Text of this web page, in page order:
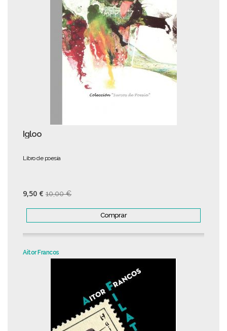
Igloo
Libro de poesía
9,50 € 10,00 €
Comprar
Aitor Francos